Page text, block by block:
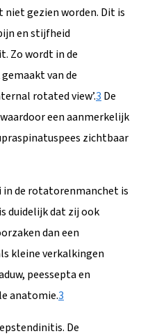
gezien worden. Dit is
en stijfheid
Zo wordt in de
van de
rotated view’.3 De
een aanmerkelijk
zichtbaar
in de rotatorenmanchet is
duidelijk dat zij ook
dan een
kleine verkalkingen
peessepta en
anatomie.3
De